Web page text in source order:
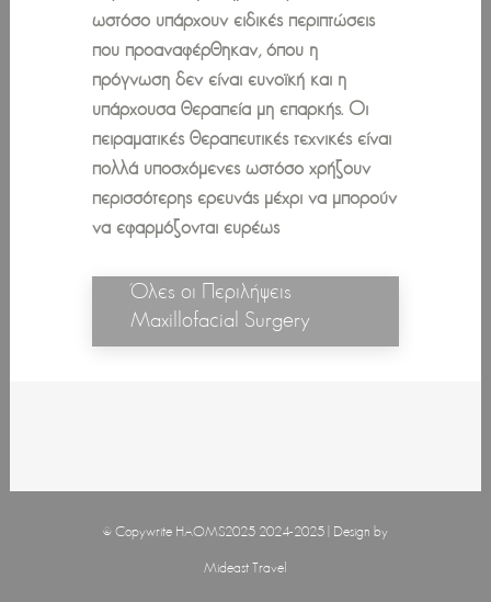
ωστόσο υπάρχουν ειδικές περιπτώσεις
που προαναφέρθηκαν, όπου η
πρόγνωση δεν είναι ευνοϊκή και η
υπάρχουσα θεραπεία μη επαρκής. Οι
πειραματικές θεραπευτικές τεχνικές είναι
πολλά υποσχόμενες ωστόσο χρήζουν
περισσότερης ερευνάς μέχρι να μπορούν
να εφαρμόζονται ευρέως
Όλες οι Περιλήψεις
Maxillofacial Surgery
© Copywrite HAOMS2025 2024-2025 | Design by
Mideast Travel